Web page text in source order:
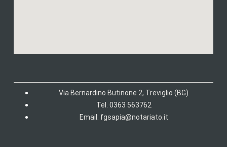
Via Bernardino Butinone 2, Treviglio (BG)
Tel. 0363 563762
Email: fgsapia@notariato.it